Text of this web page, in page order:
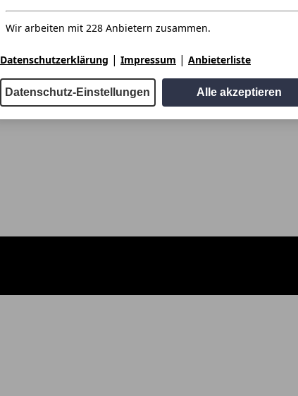
Wir arbeiten mit 228 Anbietern zusammen.
Datenschutzerklärung | Impressum | Anbieterliste
Datenschutz-Einstellungen Alle akzeptieren